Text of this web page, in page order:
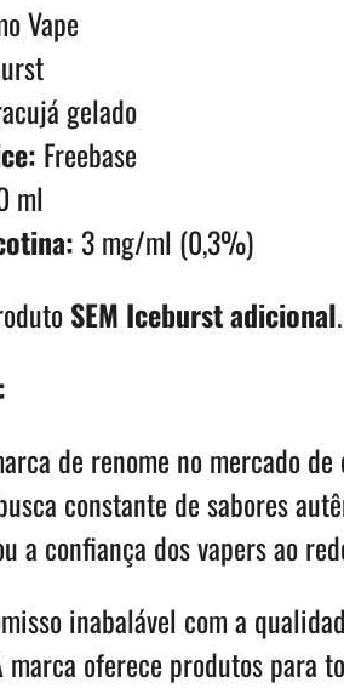
Vape
gelado
Freebase
ml
3 mg/ml (0,3%)
SEM Iceburst adicional.
de renome no mercado
constante de sabores
a confiança dos vapers ao
inabalável com a
marca oferece produtos para